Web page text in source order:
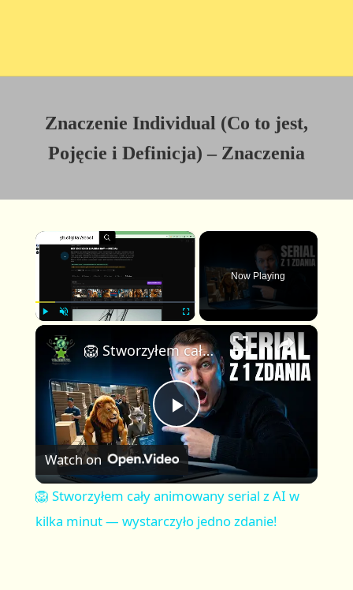
Znaczenie Individual (Co to jest,
Pojęcie i Definicja) – Znaczenia
×
n
m
u
t
e
u
l
l
s
c
r
e
e
n
Now Playing
×
P
l
a
🦁 Stworzyłem cały animowany serial z AI w kilka minut — wystarczyło jedno zdanie!
Watch on
🦁 Stworzyłem cały animowany serial z AI w
kilka minut — wystarczyło jedno zdanie!